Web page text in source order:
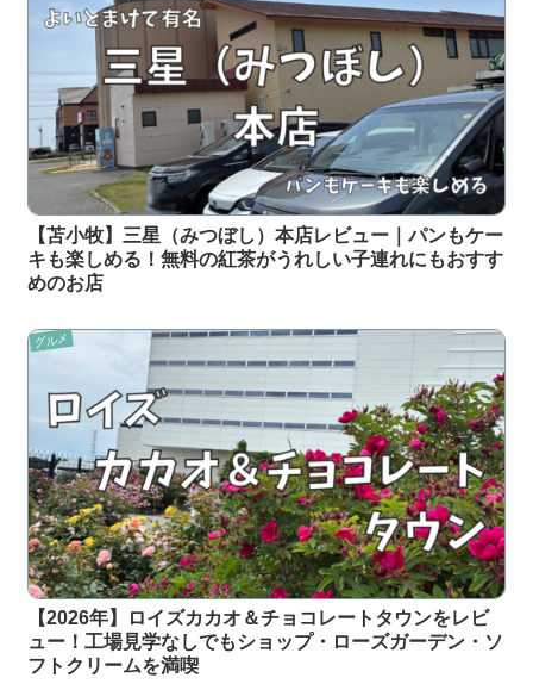
【苫小牧】三星（みつぼし）本店レビュー｜パンもケー
キも楽しめる！無料の紅茶がうれしい子連れにもおすす
めのお店
グルメ
【2026年】ロイズカカオ＆チョコレートタウンをレビ
ュー！工場見学なしでもショップ・ローズガーデン・ソ
フトクリームを満喫